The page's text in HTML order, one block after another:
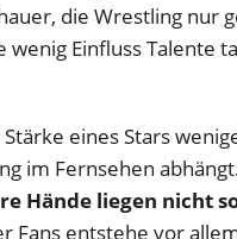
die Wrestling nur
Einfluss Talente
eines Stars
im Fernsehen
Hände liegen nicht
Fans entstehe vor